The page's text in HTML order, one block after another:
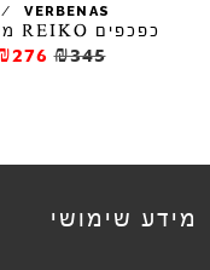
VERBENAS
/
כפכפים REIKO מיוחדים
₪345
מידע שימושי